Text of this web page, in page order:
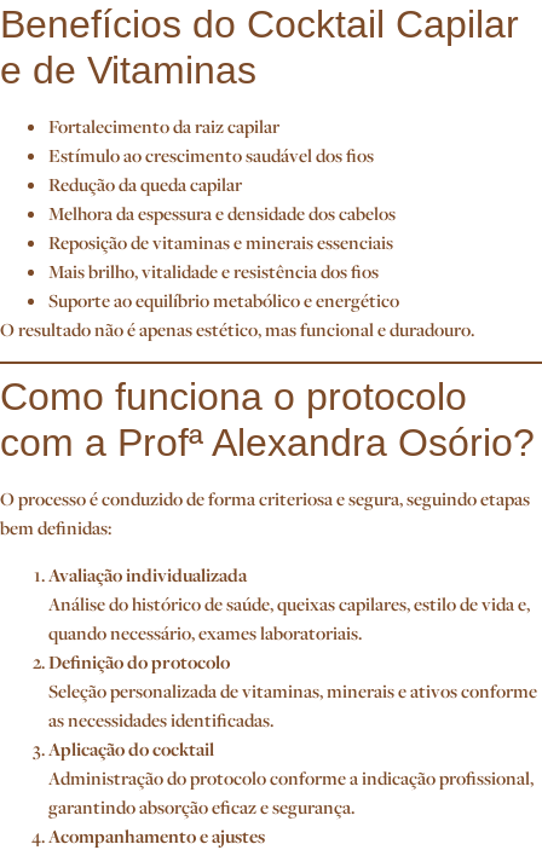
Benefícios do Cocktail Capilar
e de Vitaminas
Fortalecimento da raiz capilar
Estímulo ao crescimento saudável dos fios
Redução da queda capilar
Melhora da espessura e densidade dos cabelos
Reposição de vitaminas e minerais essenciais
Mais brilho, vitalidade e resistência dos fios
Suporte ao equilíbrio metabólico e energético
O resultado não é apenas estético, mas funcional e duradouro.
Como funciona o protocolo
com a Profª Alexandra Osório?
O processo é conduzido de forma criteriosa e segura, seguindo etapas
bem definidas:
Avaliação individualizada
Análise do histórico de saúde, queixas capilares, estilo de vida e,
quando necessário, exames laboratoriais.
Definição do protocolo
Seleção personalizada de vitaminas, minerais e ativos conforme
as necessidades identificadas.
Aplicação do cocktail
Administração do protocolo conforme a indicação profissional,
garantindo absorção eficaz e segurança.
Acompanhamento e ajustes